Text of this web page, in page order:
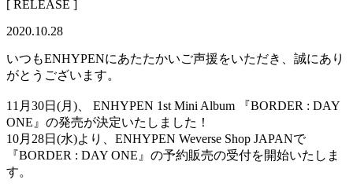
[ RELEASE ]
2020.10.28
いつもENHYPENにあたたかいご声援をいただき、誠にあり
がとうございます。
11月30日(月)、 ENHYPEN 1st Mini Album 『BORDER : DAY
ONE』の発売が決定いたしました！
10月28日(水)より、ENHYPEN Weverse Shop JAPANで
『BORDER : DAY ONE』の予約販売の受付を開始いたしま
す。